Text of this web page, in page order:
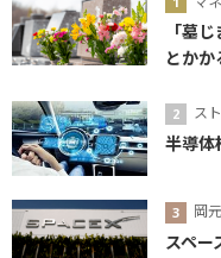
「墓
とか
ス
半導体
岡
スペー